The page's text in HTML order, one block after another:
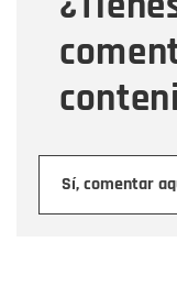
Sí, comentar